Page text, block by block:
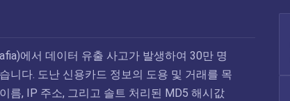
에서 데이터 유출 사고가 발생하여 30만 명
니다. 도난 신용카드 정보의 도용 및 거래를 목
름, IP 주소, 그리고 솔트 처리된 MD5 해시값